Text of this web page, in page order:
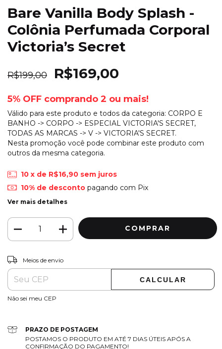
Bare Vanilla Body Splash -
Colônia Perfumada Corporal
Victoria’s Secret
R$199,00 R$169,00
5% OFF comprando 2 ou mais!
Válido para este produto e todos da categoria: CORPO E
BANHO -> CORPO -> ESPECIAL VICTORIA'S SECRET,
TODAS AS MARCAS -> V -> VICTORIA'S SECRET.
Nesta promoção você pode combinar este produto com
outros da mesma categoria.
10 x de R$16,90 sem juros
10% de descontopagando com Pix
Ver mais detalhes
Entregas para o CEP:
Meios de envio
CALCULAR
Não sei meu CEP
PRAZO DE POSTAGEM
POSTAMOS O PRODUTO EM ATÉ 7 DIAS ÚTEIS APÓS A
CONFIRMAÇÃO DO PAGAMENTO!